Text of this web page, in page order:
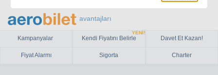
avantajları
Kampanyalar Kendi Fiyatını Belirle
YENİ!
Davet Et Kazan!
Fiyat Alarmı Sigorta Charter